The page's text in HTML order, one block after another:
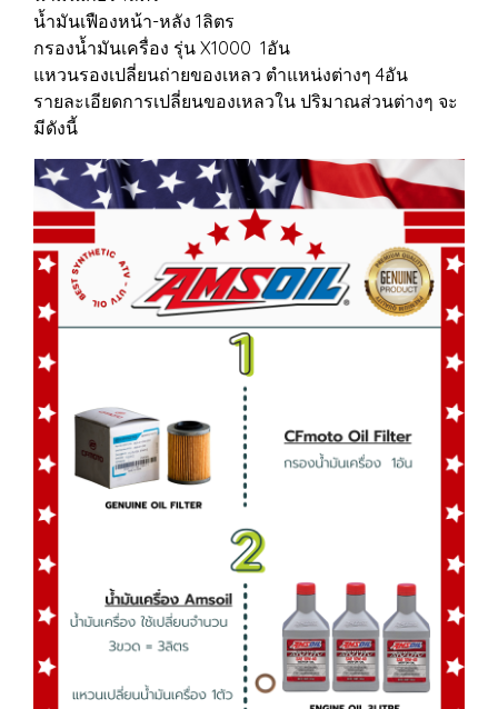
น้ำมันเฟืองหน้า-หลัง 1ลิตร
กรองน้ำมันเครื่อง รุ่น X1000 1อัน
แหวนรองเปลี่ยนถ่ายของเหลว ตำแหน่งต่างๆ 4อัน
รายละเอียดการเปลี่ยนของเหลวใน ปริมาณส่วนต่างๆ จะ
มีดังนี้